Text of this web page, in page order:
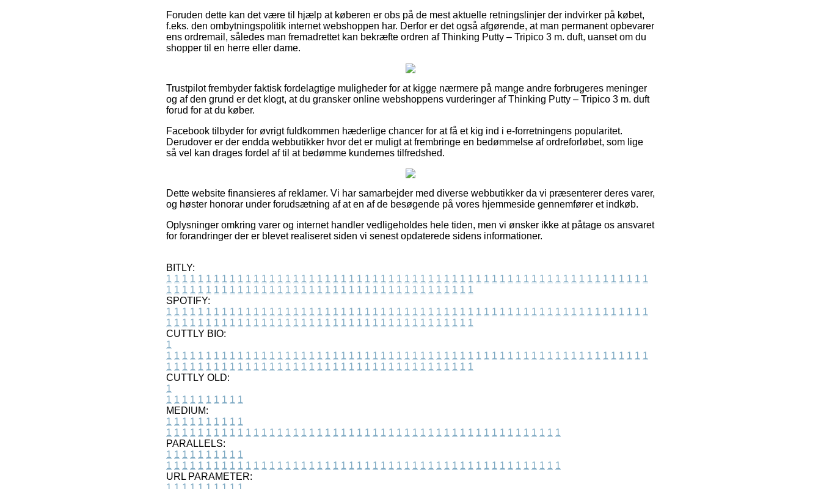
Foruden dette kan det være til hjælp at køberen er obs på de mest aktuelle retningslinjer der indvirker på købet,
f.eks. den ombytningspolitik internet webshoppen har. Derfor er det også afgørende, at man permanent opbevarer
ens ordremail, således man fremadrettet kan bekræfte ordren af Thinking Putty – Tripico 3 m. duft, uanset om du
shopper til en herre eller dame.
Trustpilot frembyder faktisk fordelagtige muligheder for at kigge nærmere på mange andre forbrugeres meninger
og af den grund er det klogt, at du gransker online webshoppens vurderinger af Thinking Putty – Tripico 3 m. duft
forud for at du køber.
Facebook tilbyder for øvrigt fuldkommen hæderlige chancer for at få et kig ind i e-forretningens popularitet.
Derudover er der endda webbutikker hvor det er muligt at frembringe en bedømmelse af ordreforløbet, som lige
så vel kan drages fordel af til at bedømme kundernes tilfredshed.
Dette website finansieres af reklamer. Vi har samarbejder med diverse webbutikker da vi præsenterer deres varer,
og høster honorar under forudsætning af at en af de besøgende på vores hjemmeside gennemfører et indkøb.
Oplysninger omkring varer og internet handler vedligeholdes hele tiden, men vi ønsker ikke at påtage os ansvaret
for forandringer der er blevet realiseret siden vi senest opdaterede sidens informationer.
BITLY:
1 1 1 1 1 1 1 1 1 1 1 1 1 1 1 1 1 1 1 1 1 1 1 1 1 1 1 1 1 1 1 1 1 1 1 1 1 1 1 1 1 1 1 1 1 1 1 1 1 1 1 1 1 1 1 1 1 1 1 1 1
1 1 1 1 1 1 1 1 1 1 1 1 1 1 1 1 1 1 1 1 1 1 1 1 1 1 1 1 1 1 1 1 1 1 1 1 1 1 1
SPOTIFY:
1 1 1 1 1 1 1 1 1 1 1 1 1 1 1 1 1 1 1 1 1 1 1 1 1 1 1 1 1 1 1 1 1 1 1 1 1 1 1 1 1 1 1 1 1 1 1 1 1 1 1 1 1 1 1 1 1 1 1 1 1
1 1 1 1 1 1 1 1 1 1 1 1 1 1 1 1 1 1 1 1 1 1 1 1 1 1 1 1 1 1 1 1 1 1 1 1 1 1 1
CUTTLY BIO:
1
1 1 1 1 1 1 1 1 1 1 1 1 1 1 1 1 1 1 1 1 1 1 1 1 1 1 1 1 1 1 1 1 1 1 1 1 1 1 1 1 1 1 1 1 1 1 1 1 1 1 1 1 1 1 1 1 1 1 1 1 1
1 1 1 1 1 1 1 1 1 1 1 1 1 1 1 1 1 1 1 1 1 1 1 1 1 1 1 1 1 1 1 1 1 1 1 1 1 1 1
CUTTLY OLD:
1
1 1 1 1 1 1 1 1 1 1
MEDIUM:
1 1 1 1 1 1 1 1 1 1
1 1 1 1 1 1 1 1 1 1 1 1 1 1 1 1 1 1 1 1 1 1 1 1 1 1 1 1 1 1 1 1 1 1 1 1 1 1 1 1 1 1 1 1 1 1 1 1 1 1
PARALLELS:
1 1 1 1 1 1 1 1 1 1
1 1 1 1 1 1 1 1 1 1 1 1 1 1 1 1 1 1 1 1 1 1 1 1 1 1 1 1 1 1 1 1 1 1 1 1 1 1 1 1 1 1 1 1 1 1 1 1 1 1
URL PARAMETER: